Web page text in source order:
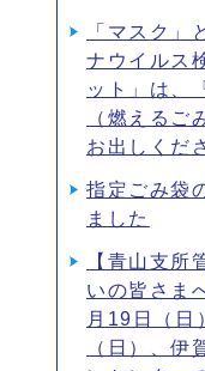
「マスク」
ナウイルス
ット」は、
（燃えるご
お出しくだ
指定ごみ袋
ました
【青山支所
いの皆さま
月19日（日
（日）、伊